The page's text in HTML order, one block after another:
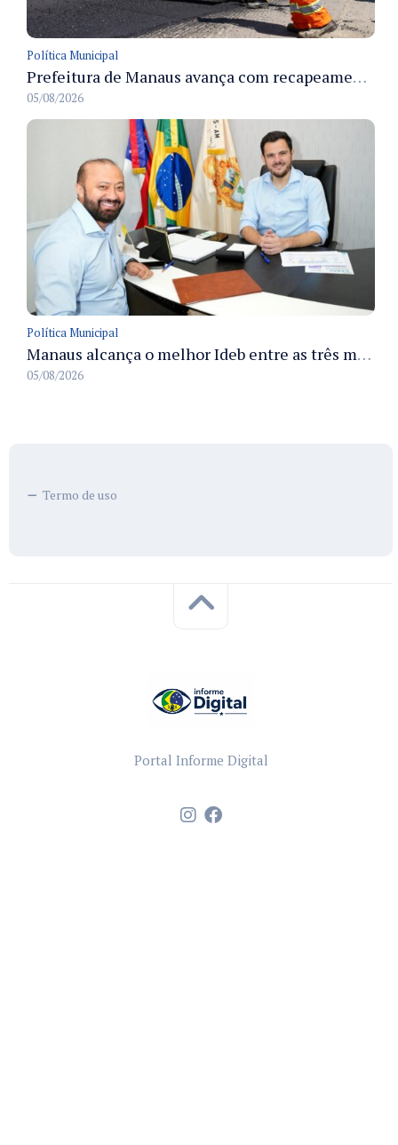
Política Municipal
Prefeitura de Manaus avança com recapeamento no Parque Rio Solimões e cobre cerca de 30 ruas
05/08/2026
Política Municipal
Manaus alcança o melhor Ideb entre as três maiores redes municipais do país em 2025 com avanço na aprendizagem
05/08/2026
Termo de uso
Portal Informe Digital